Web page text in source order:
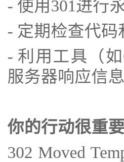
- 使用301进行
- 定期检查代
- 利用工具（
服务器响应信息
你的行动很重要
302 Moved